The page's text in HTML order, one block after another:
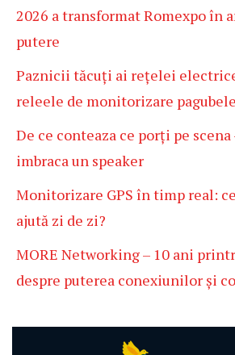
2026 a transformat Romexpo în
putere
Paznicii tăcuți ai rețelei
releele de monitorizare
De ce conteaza ce porți pe scena
imbraca un speaker
Monitorizare GPS în timp real:
ajută zi de zi?
MORE Networking – 10 ani
despre puterea conexiunilor și